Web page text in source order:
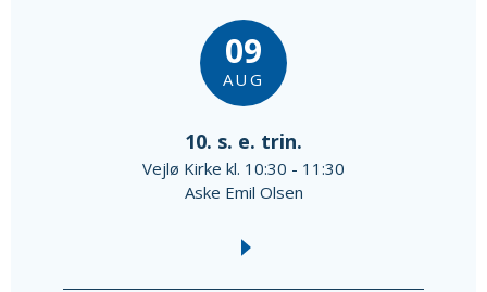
09
AUG
10. s. e. trin.
Vejlø Kirke kl. 10:30 - 11:30
Aske Emil Olsen